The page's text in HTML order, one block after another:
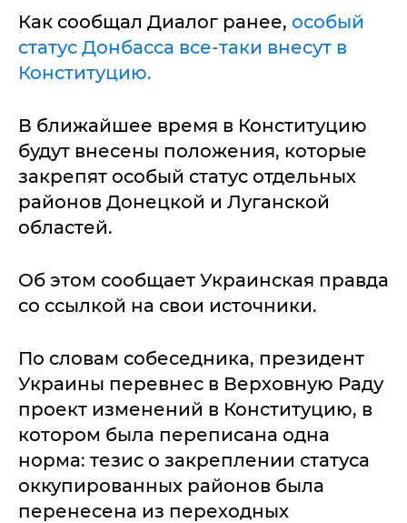
Как сообщал Диалог ранее, особый
статус Донбасса все-таки внесут в
Конституцию.
В ближайшее время в Конституцию
будут внесены положения, которые
закрепят особый статус отдельных
районов Донецкой и Луганской
областей.
Об этом сообщает Украинская правда
со ссылкой на свои источники.
По словам собеседника, президент
Украины перевнес в Верховную Раду
проект изменений в Конституцию, в
котором была переписана одна
норма: тезис о закреплении статуса
оккупированных районов была
перенесена из переходных